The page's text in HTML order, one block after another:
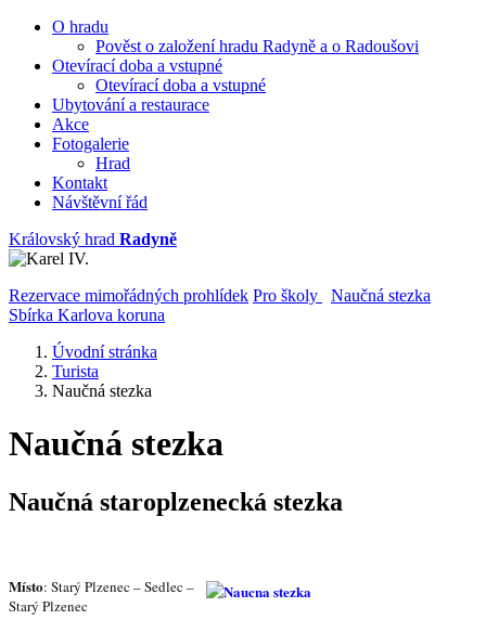
O hradu
Pověst o založení hradu Radyně a o Radoušovi
Otevírací doba a vstupné
Otevírací doba a vstupné
Ubytování a restaurace
Akce
Fotogalerie
Hrad
Kontakt
Návštěvní řád
Královský hrad Radyně
Rezervace mimořádných prohlídek Pro školy
Naučná stezka
Sbírka Karlova koruna
Úvodní stránka
Turista
Naučná stezka
Naučná stezka
Naučná staroplzenecká stezka
Místo: Starý Plzenec – Sedlec –
Starý Plzenec